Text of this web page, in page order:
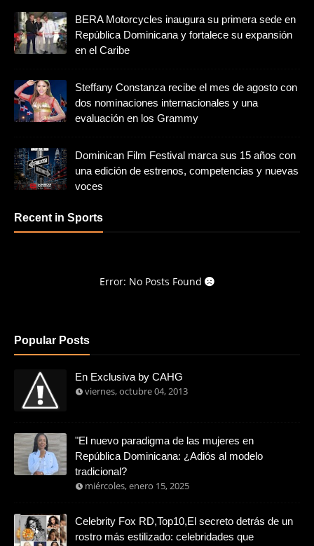
BERA Motorcycles inaugura su primera sede en
República Dominicana y fortalece su expansión
en el Caribe
Steffany Constanza recibe el mes de agosto con
dos nominaciones internacionales y una
evaluación en los Grammy
Dominican Film Festival marca sus 15 años con
una edición de estrenos, competencias y nuevas
voces
Recent in Sports
Error: No Posts Found
Popular Posts
En Exclusiva by CAHG
viernes, octubre 04, 2013
"El nuevo paradigma de las mujeres en
República Dominicana: ¿Adiós al modelo
tradicional?
miércoles, enero 15, 2025
Celebrity Fox RD,Top10,El secreto detrás de un
rostro más estilizado: celebridades que